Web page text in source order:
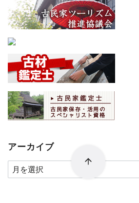
アーカイブ
ア
ー